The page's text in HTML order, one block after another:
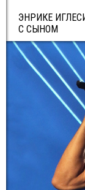
ЭНРИКЕ
С СЫНОМ